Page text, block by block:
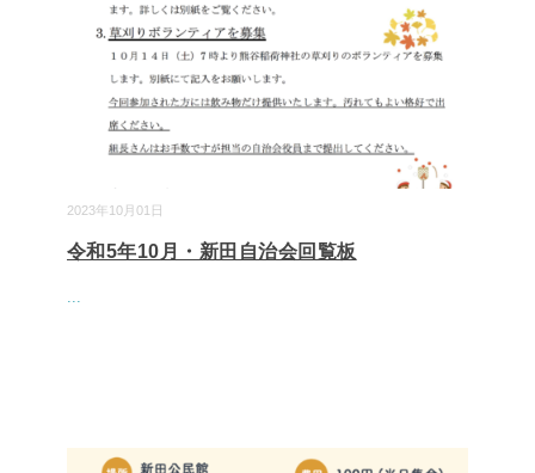
2023年10月01日
令和5年10月・新田自治会回覧板